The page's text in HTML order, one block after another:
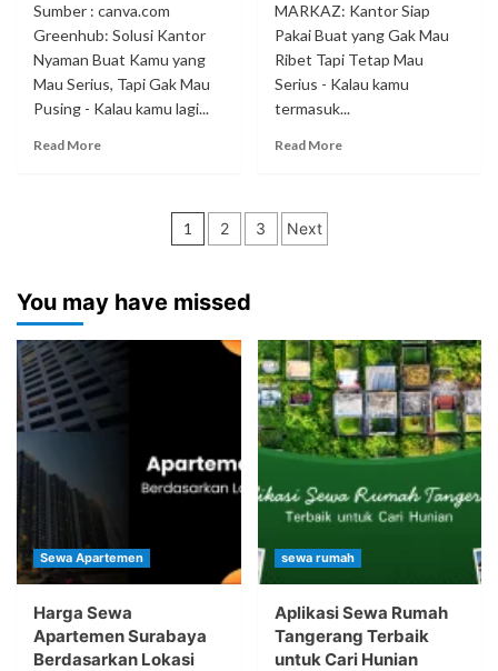
Sumber : canva.com
Greenhub: Solusi Kantor
Nyaman Buat Kamu yang
Mau Serius, Tapi Gak Mau
Pusing - Kalau kamu lagi...
Read More
MARKAZ: Kantor Siap
Pakai Buat yang Gak Mau
Ribet Tapi Tetap Mau
Serius - Kalau kamu
termasuk...
Read More
Paginasi
1 2 3 Next
You may have missed
Sewa Apartemen
Harga Sewa
Apartemen Surabaya
Berdasarkan Lokasi
sewa rumah
Aplikasi Sewa Rumah
Tangerang Terbaik
untuk Cari Hunian